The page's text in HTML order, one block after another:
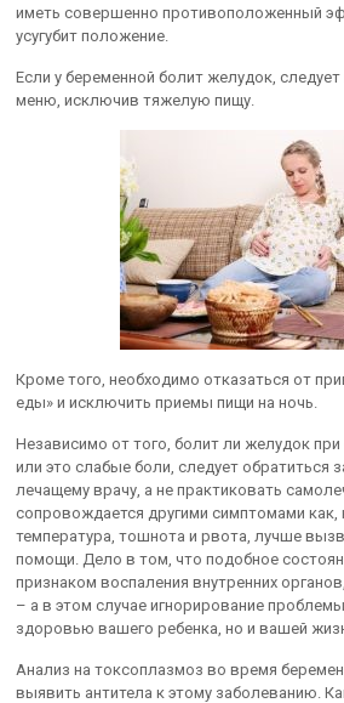
иметь совершенно противоположенный
усугубит положение.
Если у беременной болит желудок,
меню, исключив тяжелую пищу.
Кроме того, необходимо отказаться от
еды» и исключить приемы пищи на ночь.
Независимо от того, болит ли желудок
или это слабые боли, следует обратиться
лечащему врачу, а не практиковать
сопровождается другими симптомами
температура, тошнота и рвота, лучше
помощи. Дело в том, что подобное
признаком воспаления внутренних
– а в этом случае игнорирование
здоровью вашего ребенка, но и вашей
Анализ на токсоплазмоз во время
выявить антитела к этому заболеванию.